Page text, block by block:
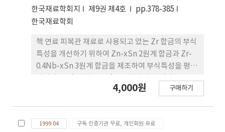
한국재료학회지 제9권 제4호
pp.378-385
한국재료학회
핵 연료 피복관 재료로 샤용되고 었는 Zr 합금의 부식
특성을 개선하기 위하여 Zn-xSn 2원계 합금과 Zr-
0.4Nb-xSn 3원계 합금을 제조하여 부식특성을 평가
autoclave에서 수행하였다. 2원계 합금의 경우 Sn
으나, 2.0wt.% 가 첨가된 합금의 경우 80일까지의 부
4,000원 구매하기
1999.04 구독 인증기관 무료, 개인회원 유료